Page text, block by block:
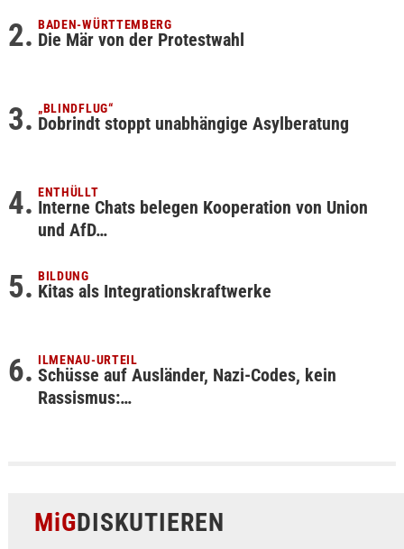
BADEN-WÜRTTEMBERG
Die Mär von der Protestwahl
„BLINDFLUG“
Dobrindt stoppt unabhängige Asylberatung
ENTHÜLLT
Interne Chats belegen Kooperation von Union
und AfD…
BILDUNG
Kitas als Integrationskraftwerke
ILMENAU-URTEIL
Schüsse auf Ausländer, Nazi-Codes, kein
Rassismus:…
MiGDISKUTIEREN